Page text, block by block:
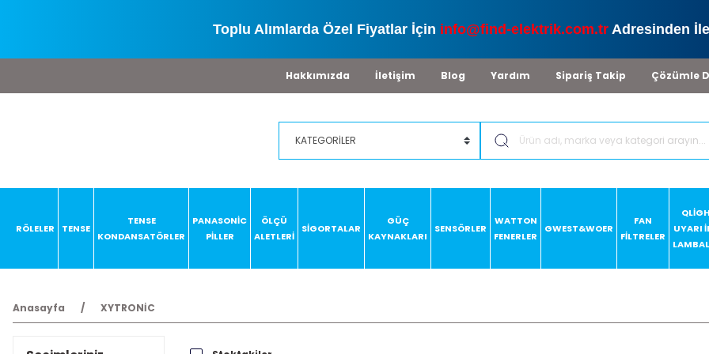
Toplu Alımlarda Özel Fiyatlar İçin info@find-elektrik.com.trAdresinden
Hakkımızda İletişim Blog Yardım Sipariş Takip Çözümle
RÖLELER TENSE
TENSE
KONDANSATÖRLER
PANASONİC
PİLLER
ÖLÇÜ
ALETLERİ
SİGORTALAR
GÜÇ
KAYNAKLARI
SENSÖRLER
WATTON
FENERLER
GWEST&WOER
FAN
FİLTRELER
UYARI
Anasayfa XYTRONİC